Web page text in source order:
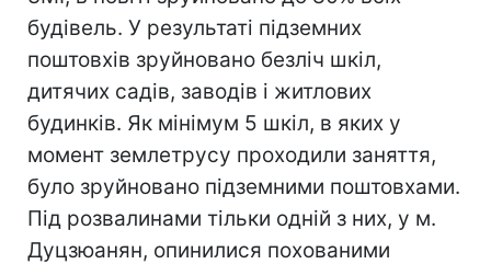
будівель. У результаті підземних
поштовхів зруйновано безліч шкіл,
дитячих садів, заводів і житлових
будинків. Як мінімум 5 шкіл, в яких у
момент землетрусу проходили заняття,
було зруйновано підземними поштовхами.
Під розвалинами тільки одній з них, у м.
Дуцзюанян, опинилися похованими